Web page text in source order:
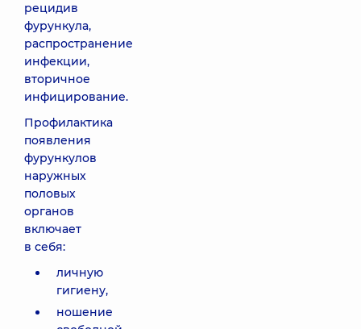
рецидив
фурункула,
распространение
инфекции,
вторичное
инфицирование.
Профилактика
появления
фурункулов
наружных
половых
органов
включает
в себя:
личную
гигиену,
ношение